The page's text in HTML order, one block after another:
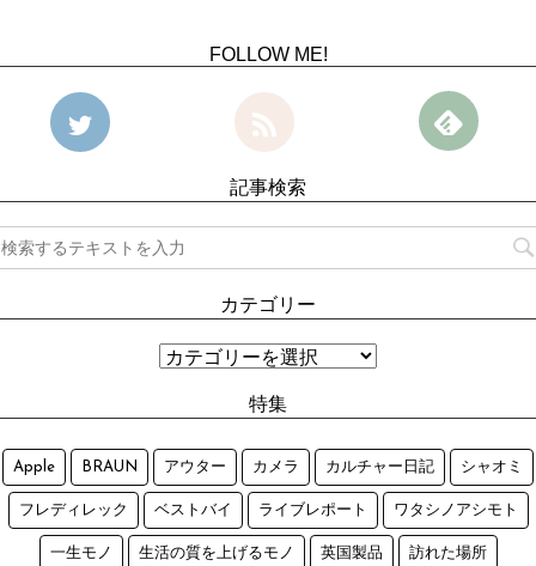
FOLLOW ME!
記事検索
カテゴリー
特集
Apple BRAUN アウター カメラ カルチャー日記 シャオミ
フレディレック ベストバイ ライブレポート ワタシノアシモト
一生モノ 生活の質を上げるモノ 英国製品 訪れた場所